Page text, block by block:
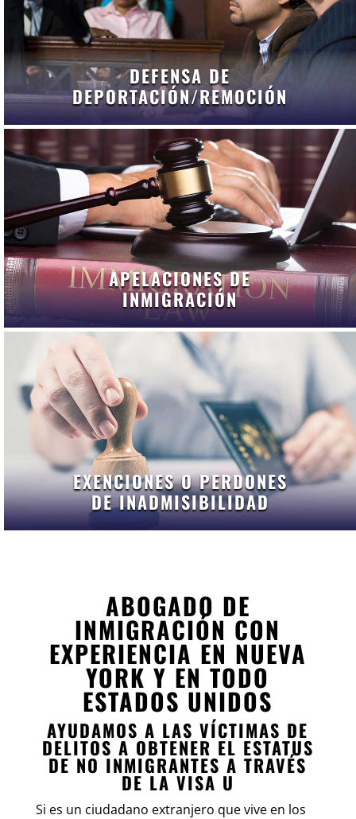
DEFENSA DE
DEPORTACIÓN/REMOCIÓN
APELACIONES DE
INMIGRACIÓN
EXENCIONES O PERDONES
DE INADMISIBILIDAD
ABOGADO DE
INMIGRACIÓN CON
EXPERIENCIA EN NUEVA
YORK Y EN TODO
ESTADOS UNIDOS
AYUDAMOS A LAS VÍCTIMAS DE
DELITOS A OBTENER EL ESTATUS
DE NO INMIGRANTES A TRAVÉS
DE LA VISA U
Si es un ciudadano extranjero que vive en los